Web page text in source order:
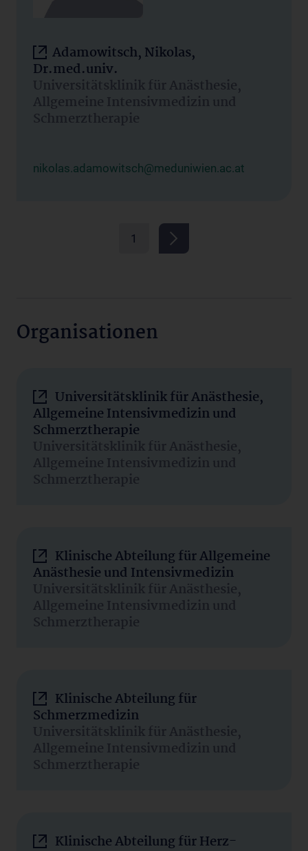
Adamowitsch, Nikolas,
Dr.med.univ.
Universitätsklinik für Anästhesie,
Allgemeine Intensivmedizin und
Schmerztherapie
nikolas.adamowitsch@meduniwien.ac.at
1
Organisationen
Universitätsklinik für Anästhesie,
Allgemeine Intensivmedizin und
Schmerztherapie
Universitätsklinik für Anästhesie,
Allgemeine Intensivmedizin und
Schmerztherapie
Klinische Abteilung für Allgemeine
Anästhesie und Intensivmedizin
Universitätsklinik für Anästhesie,
Allgemeine Intensivmedizin und
Schmerztherapie
Klinische Abteilung für
Schmerzmedizin
Universitätsklinik für Anästhesie,
Allgemeine Intensivmedizin und
Schmerztherapie
Klinische Abteilung für Herz-